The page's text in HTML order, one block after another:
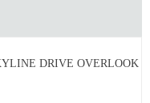
DRIVE OVERLOOK